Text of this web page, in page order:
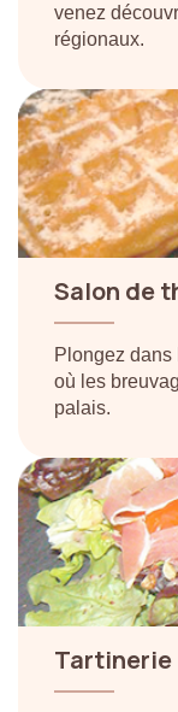
venez
régionaux.
Salon de
Plongez dans
où les
palais.
Tartinerie